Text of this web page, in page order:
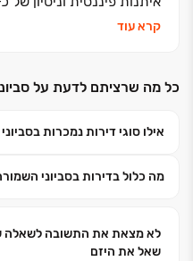
אנחנו נבנה את העתיד
כי אפריקה ישראל מגורים
קרא עוד
כל מה שרציתם לדעת על
אילו סוגי דירות נמכרות
מה כלול בדירות בסביוני
לא מצאת את התשובה לשאלה
שאל את היזם